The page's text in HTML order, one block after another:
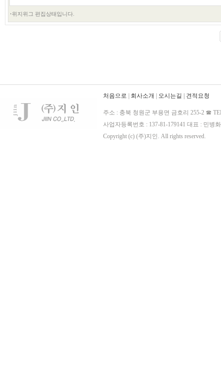
처음으로 회사소개 오시는길 견적요청
주소 : 충북 청원군 부용면 금호리 255-2 ☎
사업자등록번호 : 137-81-179141 대표 : 민병화
Copyright (c) (주)지인. All rights reserved.